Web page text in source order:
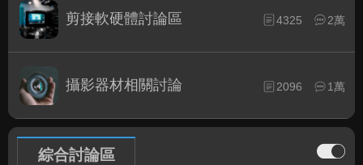
剪接軟硬體討論區 4325 2萬
攝影器材相關討論 2096 1萬
綜合討論區